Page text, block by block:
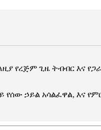
የረጅም ጊዜ ትብብር እና
የሰው ኃይል አሳልፈዋል, እና